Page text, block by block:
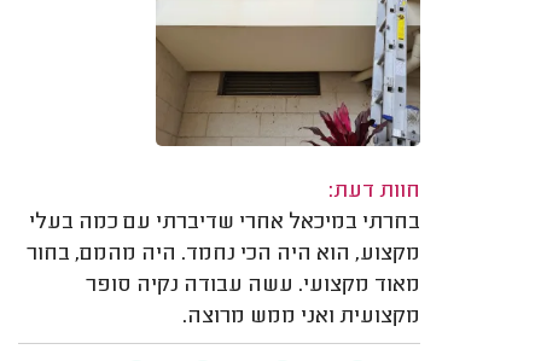
חוות דעת:
בחרתי במיכאל אחרי שדיברתי עם כמה בעלי
מקצוע, הוא היה הכי נחמד. היה מהמם, בחור
מאוד מקצועי. עשה עבודה נקיה סופר
מקצועית ואני ממש מרוצה.